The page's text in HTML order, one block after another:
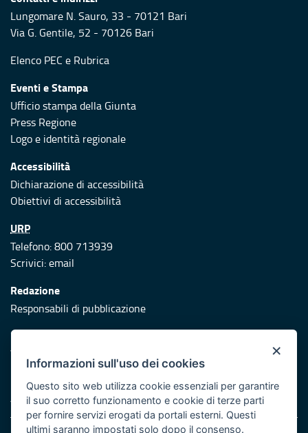
Lungomare N. Sauro, 33 - 70121 Bari
Via G. Gentile, 52 - 70126 Bari
Elenco PEC e Rubrica
Eventi e Stampa
Ufficio stampa della Giunta
Press Regione
Logo e identità regionale
Accessibilità
Dichiarazione di accessibilità
Obiettivi di accessibilità
URP
Telefono: 800 713939
Scrivici:email
Redazione
Responsabili di pubblicazione
Protezione civile
Vai al sito di Protezione Civile Puglia
Iniziativa finanziata con risorse del POR Puglia 2014/2020 -
Asse XI
×
Informazioni sull'uso dei cookies
Questo sito web utilizza cookie essenziali per garantire
il suo corretto funzionamento e cookie di terze parti
per fornire servizi erogati da portali esterni. Questi
ultimi saranno impostati solo dopo il consenso.